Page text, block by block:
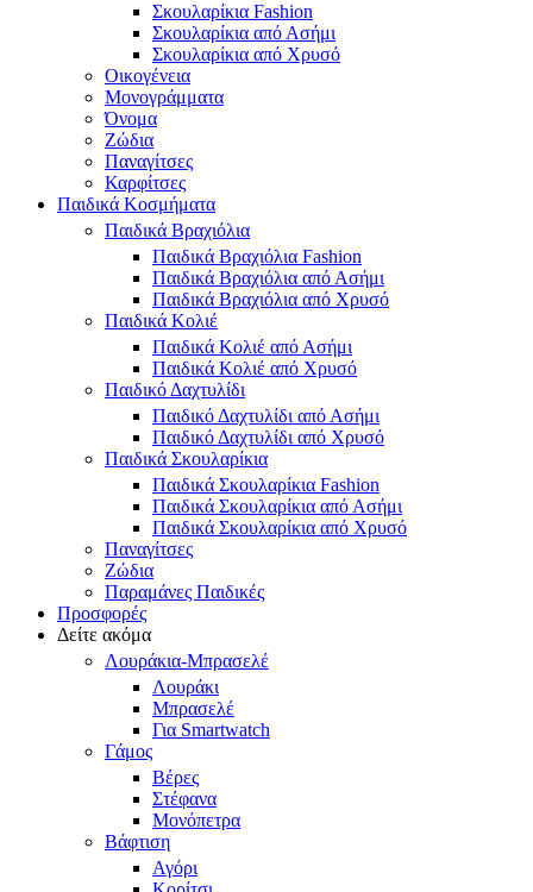
Σκουλαρίκια Fashion
Σκουλαρίκια από Ασήμι
Σκουλαρίκια από Χρυσό
Οικογένεια
Μονογράμματα
Όνομα
Ζώδια
Παναγίτσες
Καρφίτσες
Παιδικά Κοσμήματα
Παιδικά Βραχιόλια
Παιδικά Βραχιόλια Fashion
Παιδικά Βραχιόλια από Ασήμι
Παιδικά Βραχιόλια από Χρυσό
Παιδικά Κολιέ
Παιδικά Κολιέ από Ασήμι
Παιδικά Κολιέ από Χρυσό
Παιδικό Δαχτυλίδι
Παιδικό Δαχτυλίδι από Ασήμι
Παιδικό Δαχτυλίδι από Χρυσό
Παιδικά Σκουλαρίκια
Παιδικά Σκουλαρίκια Fashion
Παιδικά Σκουλαρίκια από Ασήμι
Παιδικά Σκουλαρίκια από Χρυσό
Παναγίτσες
Ζώδια
Παραμάνες Παιδικές
Προσφορές
Δείτε ακόμα
Λουράκια-Μπρασελέ
Λουράκι
Μπρασελέ
Για Smartwatch
Γάμος
Βέρες
Στέφανα
Μονόπετρα
Βάφτιση
Αγόρι